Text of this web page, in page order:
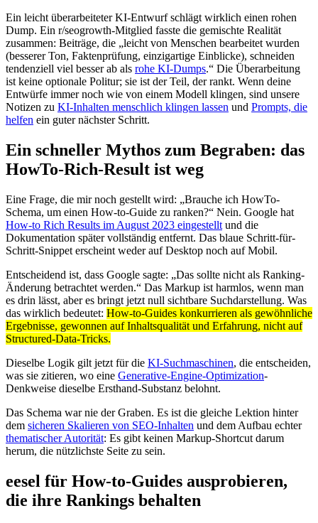
Ein leicht überarbeiteter KI-Entwurf schlägt wirklich einen rohen
Dump. Ein r/seogrowth-Mitglied fasste die gemischte Realität
zusammen: Beiträge, die „leicht von Menschen bearbeitet wurden
(besserer Ton, Faktenprüfung, einzigartige Einblicke), schneiden
tendenziell viel besser ab als rohe KI-Dumps.“ Die Überarbeitung
ist keine optionale Politur; sie ist der Teil, der rankt. Wenn deine
Entwürfe immer noch wie von einem Modell klingen, sind unsere
Notizen zu KI-Inhalten menschlich klingen lassen und Prompts, die
helfen ein guter nächster Schritt.
Ein schneller Mythos zum Begraben: das
HowTo-Rich-Result ist weg
Eine Frage, die mir noch gestellt wird: „Brauche ich HowTo-
Schema, um einen How-to-Guide zu ranken?“ Nein. Google hat
How-to Rich Results im August 2023 eingestellt und die
Dokumentation später vollständig entfernt. Das blaue Schritt-für-
Schritt-Snippet erscheint weder auf Desktop noch auf Mobil.
Entscheidend ist, dass Google sagte: „Das sollte nicht als Ranking-
Änderung betrachtet werden.“ Das Markup ist harmlos, wenn man
es drin lässt, aber es bringt jetzt null sichtbare Suchdarstellung. Was
das wirklich bedeutet: How-to-Guides konkurrieren als gewöhnliche
Ergebnisse, gewonnen auf Inhaltsqualität und Erfahrung, nicht auf
Structured-Data-Tricks.
Dieselbe Logik gilt jetzt für die KI-Suchmaschinen, die entscheiden,
was sie zitieren, wo eine Generative-Engine-Optimization-
Denkweise dieselbe Ersthand-Substanz belohnt.
Das Schema war nie der Graben. Es ist die gleiche Lektion hinter
dem sicheren Skalieren von SEO-Inhalten und dem Aufbau echter
thematischer Autorität: Es gibt keinen Markup-Shortcut darum
herum, die nützlichste Seite zu sein.
eesel für How-to-Guides ausprobieren,
die ihre Rankings behalten